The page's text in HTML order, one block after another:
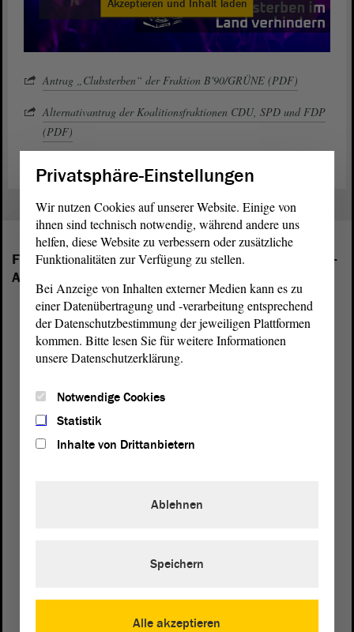
Akzeptieren und Inhalt laden
Antrag „Clubsterben“ der Fraktion B'90/GRÜNE (PDF)
Alternativantrag der Koalitionsfraktionen CDU, SPD und FDP
(PDF)
Folgende Fraktionen sind im Landtag von Sachsen-
Anhalt vertreten:
Domplatz 6–9
Privatsphäre-Einstellungen
Wir nutzen Cookies auf unserer Website. Einige von
ihnen sind technisch notwendig, während andere uns
helfen, diese Website zu verbessern oder zusätzliche
Funktionalitäten zur Verfügung zu stellen.
Bei Anzeige von Inhalten externer Medien kann es zu
einer Datenübertragung und -verarbeitung entsprechend
der Datenschutzbestimmung der jeweiligen Plattformen
kommen. Bitte lesen Sie für weitere Informationen
unsere Datenschutzerklärung.
Notwendige Cookies
Statistik
Inhalte von Drittanbietern
Alle akzeptieren
Ablehnen
Speichern